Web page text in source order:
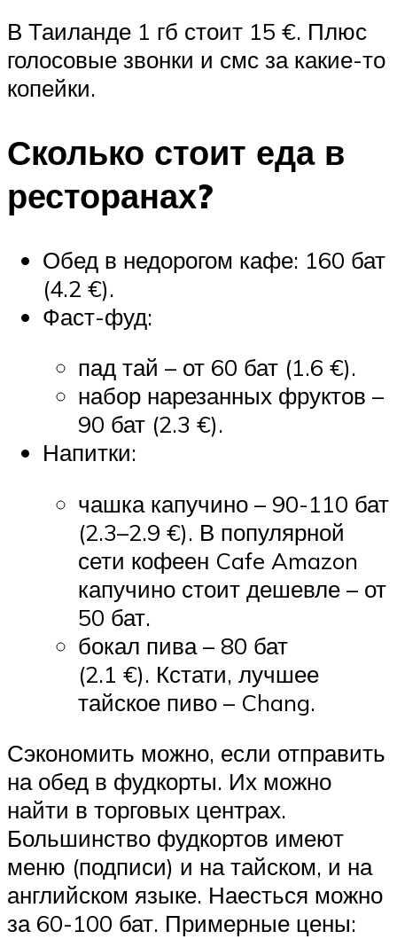
В Таиланде 1 гб стоит 15 €. Плюс
голосовые звонки и смс за какие-то
копейки.
Сколько стоит еда в
ресторанах?
Обед в недорогом кафе: 160 бат
(4.2 €).
Фаст-фуд:
пад тай – от 60 бат (1.6 €).
набор нарезанных фруктов –
90 бат (2.3 €).
Напитки:
чашка капучино – 90-110 бат
(2.3–2.9 €). В популярной
сети кофеен Cafe Amazon
капучино стоит дешевле – от
50 бат.
бокал пива – 80 бат
(2.1 €). Кстати, лучшее
тайское пиво – Chang.
Сэкономить можно, если отправить
на обед в фудкорты. Их можно
найти в торговых центрах.
Большинство фудкортов имеют
меню (подписи) и на тайском, и на
английском языке. Наесться можно
за 60-100 бат. Примерные цены: